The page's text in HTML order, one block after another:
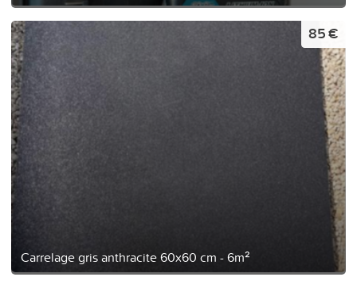
Carrelage gris anthracite 60x60 cm - 6m²
85 €